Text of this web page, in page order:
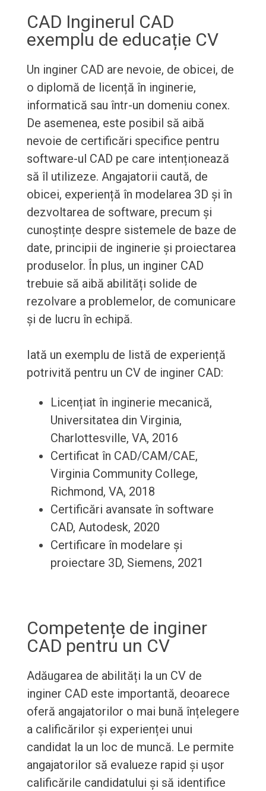
CAD Inginerul CAD
exemplu de educație CV
Un inginer CAD are nevoie, de obicei, de
o diplomă de licență în inginerie,
informatică sau într-un domeniu conex.
De asemenea, este posibil să aibă
nevoie de certificări specifice pentru
software-ul CAD pe care intenționează
să îl utilizeze. Angajatorii caută, de
obicei, experiență în modelarea 3D și în
dezvoltarea de software, precum și
cunoștințe despre sistemele de baze de
date, principii de inginerie și proiectarea
produselor. În plus, un inginer CAD
trebuie să aibă abilități solide de
rezolvare a problemelor, de comunicare
și de lucru în echipă.
Iată un exemplu de listă de experiență
potrivită pentru un CV de inginer CAD:
Licențiat în inginerie mecanică,
Universitatea din Virginia,
Charlottesville, VA, 2016
Certificat în CAD/CAM/CAE,
Virginia Community College,
Richmond, VA, 2018
Certificări avansate în software
CAD, Autodesk, 2020
Certificare în modelare și
proiectare 3D, Siemens, 2021
Competențe de inginer
CAD pentru un CV
Adăugarea de abilități la un CV de
inginer CAD este importantă, deoarece
oferă angajatorilor o mai bună înțelegere
a calificărilor și experienței unui
candidat la un loc de muncă. Le permite
angajatorilor să evalueze rapid și ușor
calificările candidatului și să identifice